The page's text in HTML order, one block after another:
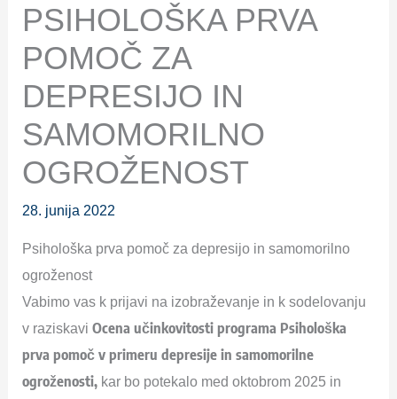
PSIHOLOŠKA PRVA
POMOČ ZA
DEPRESIJO IN
SAMOMORILNO
OGROŽENOST
28. junija 2022
Psihološka prva pomoč za depresijo in samomorilno
ogroženost
Vabimo vas k prijavi na izobraževanje in k sodelovanju
v raziskaviOcena učinkovitosti programa Psihološka
prva pomoč v primeru depresije in samomorilne
ogroženosti, kar bo potekalo med oktobrom 2025 in